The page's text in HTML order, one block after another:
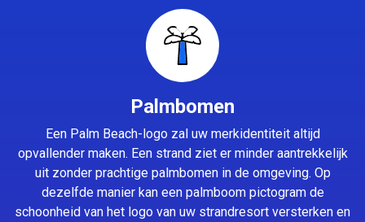
Palmbomen
Een Palm Beach-logo zal uw merkidentiteit altijd
opvallender maken. Een strand ziet er minder aantrekkelijk
uit zonder prachtige palmbomen in de omgeving. Op
dezelfde manier kan een palmboom pictogram de
schoonheid van het logo van uw strandresort versterken en